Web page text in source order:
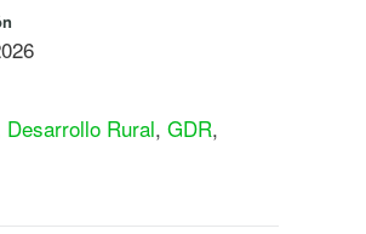
Desarrollo Rural, GDR,